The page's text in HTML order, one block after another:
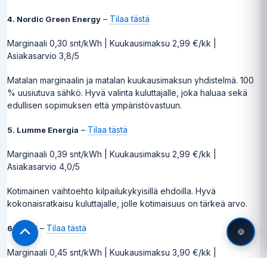
4. Nordic Green Energy – Tilaa tästä
Marginaali 0,30 snt/kWh | Kuukausimaksu 2,99 €/kk |
Asiakasarvio 3,8/5
Matalan marginaalin ja matalan kuukausimaksun yhdistelmä. 100
% uusiutuva sähkö. Hyvä valinta kuluttajalle, joka haluaa sekä
edullisen sopimuksen että ympäristövastuun.
5. Lumme Energia – Tilaa tästä
Marginaali 0,39 snt/kWh | Kuukausimaksu 2,99 €/kk |
Asiakasarvio 4,0/5
Kotimainen vaihtoehto kilpailukykyisillä ehdoilla. Hyvä
kokonaisratkaisu kuluttajalle, jolle kotimaisuus on tärkeä arvo.
6. Oomi– Tilaa tästä
Marginaali 0,45 snt/kWh | Kuukausimaksu 3,90 €/kk |
🍪
Scroll
to